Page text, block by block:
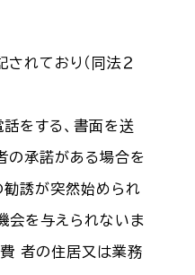
れており（同法２
をする、書面を送
の承諾がある場合を
誘が突然始められ
会を与えられないま
者の住居又は業務